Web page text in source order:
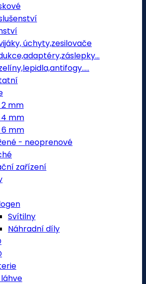
úchyty,zesilovače
mm
mm
mm
- neoprenové
zařízení
Svítilny
Náhradní díly